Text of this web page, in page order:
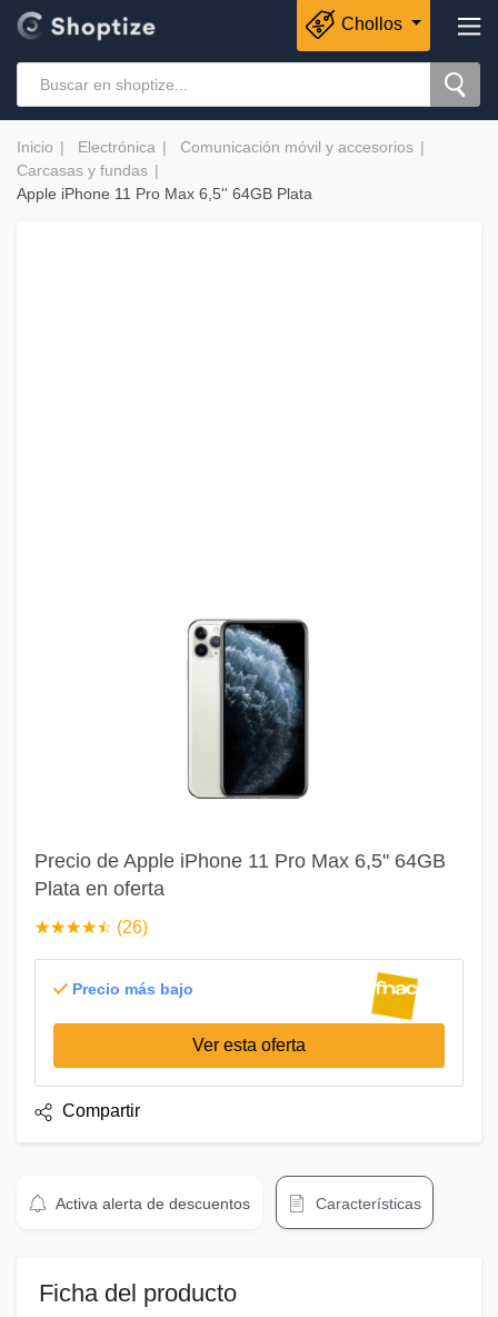
Chollos
Inicio Electrónica
Comunicación móvil y accesorios
Carcasas y fundas
Apple iPhone 11 Pro Max 6,5'' 64GB Plata
Precio de Apple iPhone 11 Pro Max 6,5'' 64GB
Plata en oferta
☆☆☆☆☆
★★★★★ (26)
Precio más bajo
Ver esta oferta
Compartir
Activa alerta de descuentos Características
Ficha del producto